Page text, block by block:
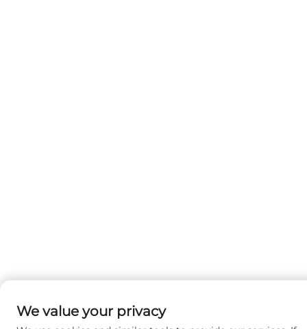
We value your privacy